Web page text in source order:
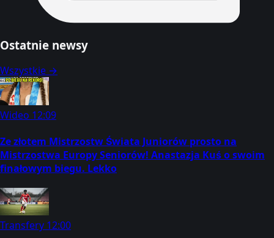
Ostatnie newsy
Wszystkie →
Wideo 12:09
Ze złotem Mistrzostw Świata Juniorów prosto na
Mistrzostwa Europy Seniorów! Anastazja Kuś o swoim
finałowym biegu. Lekko
Transfery 12:00